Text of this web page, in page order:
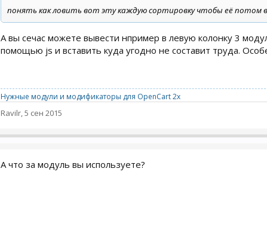
понять как ловить вот эту каждую сортировку чтобы её потом
А вы сечас можете вывести нпример в левую колонку 3
помощью js и вставить куда угодно не составит труда.
Нужные модули и модификаторы для OpenCart 2x
Ravilr,5 сен 2015
А что за модуль вы используете?